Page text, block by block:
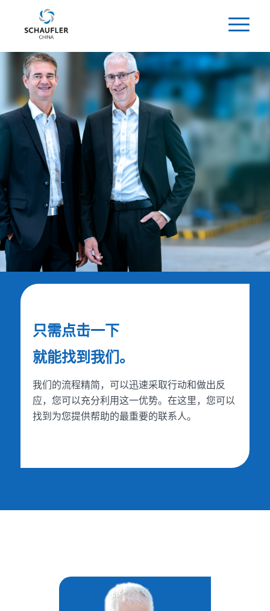
只需点击一下
就能找到我们。
我们的流程精简，可以迅速采取行动和做出反
应，您可以充分利用这一优势。在这里，您可以
找到为您提供帮助的最重要的联系人。